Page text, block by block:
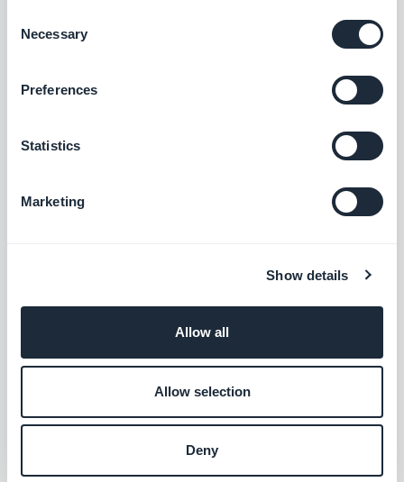
Selection
Necessary
Preferences
Statistics
Marketing
Show details
Allow all
Allow selection
Deny
Erbjuda en ny betalningslösning för att
vinna över den polska marknaden